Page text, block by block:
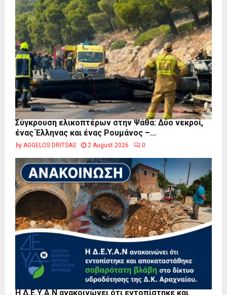
Σύγκρουση ελικοπτέρων στην Ψάθα: Δύο νεκροί,
ένας Έλληνας και ένας Ρουμάνος –...
by AGGELOS DRITSAS 2 August 2026 0
Η Δ.Ε.Υ.Α.Ν ανακοινώνει ότι εντοπίστηκε και